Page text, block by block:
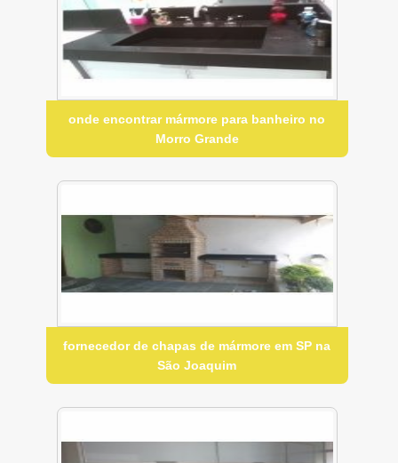
onde encontrar mármore para banheiro no
Morro Grande
fornecedor de chapas de mármore em SP na
São Joaquim